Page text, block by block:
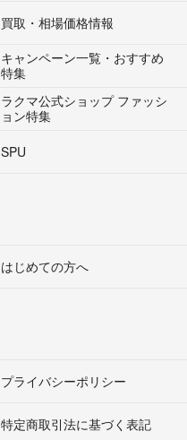
買取・相場価格情報
キャンペーン一覧・おすすめ
特集
ラクマ公式ショップ ファッシ
ョン特集
SPU
はじめての方へ
プライバシーポリシー
特定商取引法に基づく表記